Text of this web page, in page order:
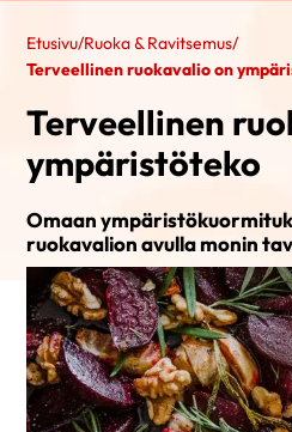
Etusivu/Ruoka & Ravitsemus/
Terveellinen ruokavalio on
Terveellinen
ympäristöteko
Omaan
ruokavalion avulla monin